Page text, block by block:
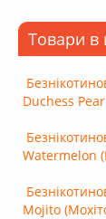
Товари в
Duchess
Watermelon
Mojito